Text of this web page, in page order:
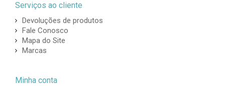
Serviços ao cliente
Devoluções de produtos
Fale Conosco
Mapa do Site
Marcas
Minha conta